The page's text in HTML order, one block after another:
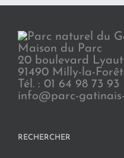
Maison du Parc
20 boulevard
91490 Milly-la-Forêt
Tél. : 01 64 98 73 93
info@parc-
RECHERCHER